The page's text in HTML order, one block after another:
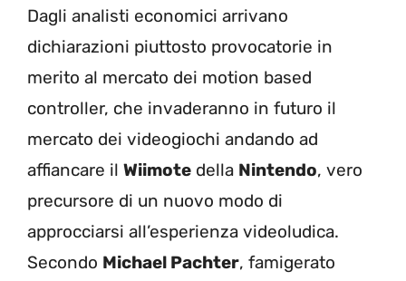
Dagli analisti economici arrivano
dichiarazioni piuttosto provocatorie in
merito al mercato dei motion based
controller, che invaderanno in futuro il
mercato dei videogiochi andando ad
affiancare il Wiimote della Nintendo, vero
precursore di un nuovo modo di
approcciarsi all’esperienza videoludica.
Secondo Michael Pachter, famigerato